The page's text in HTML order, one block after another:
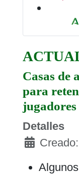
Casas de
para
Detalles